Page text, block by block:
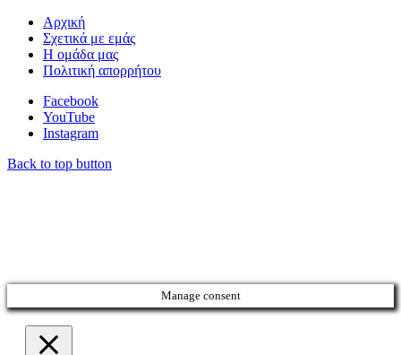
Αρχική
Σχετικά με εμάς
Η ομάδα μας
Πολιτική απορρήτου
Facebook
YouTube
Instagram
Back to top button
Manage consent